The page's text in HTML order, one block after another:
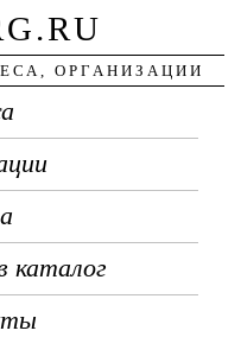
ОРГАНИЗАЦИИ
каталог